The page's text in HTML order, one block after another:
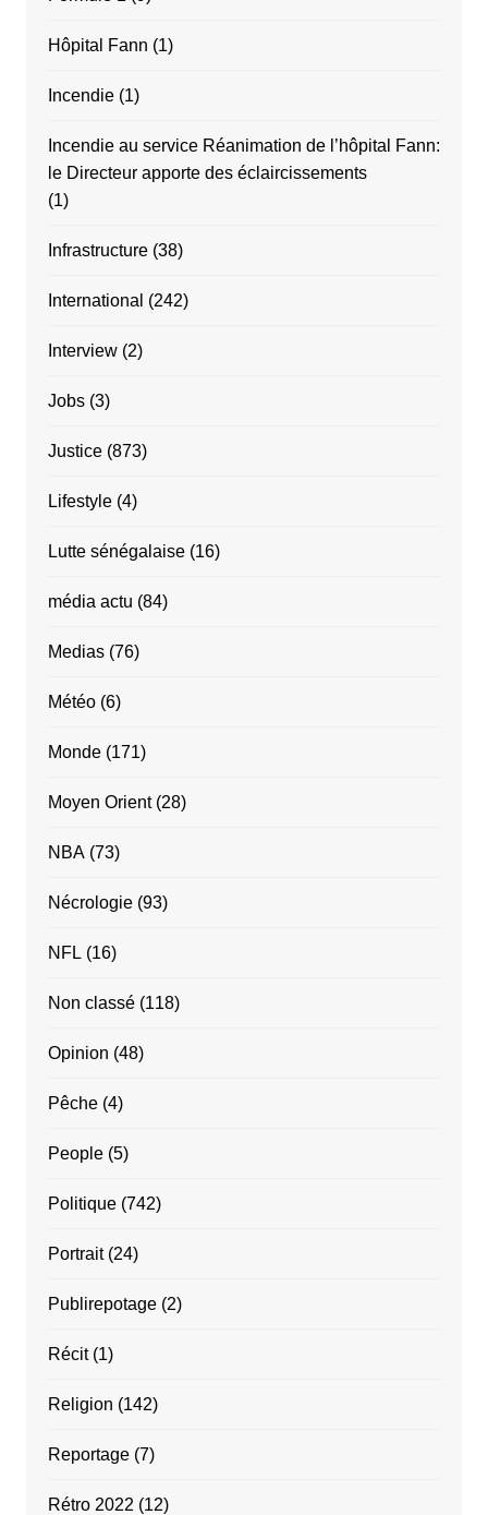
Hôpital Fann (1)
Incendie(1)
Incendie au service Réanimation de l’hôpital Fann:
le Directeur apporte des éclaircissements
(1)
Infrastructure(38)
International (242)
Interview(2)
Jobs(3)
Justice(873)
Lifestyle(4)
Lutte sénégalaise(16)
média actu (84)
Medias(76)
Météo(6)
Monde(171)
Moyen Orient(28)
NBA(73)
Nécrologie(93)
NFL (16)
Non classé(118)
Opinion (48)
Pêche(4)
People(5)
Politique(742)
Portrait(24)
Publirepotage(2)
Récit(1)
Religion (142)
Reportage(7)
Rétro 2022 (12)